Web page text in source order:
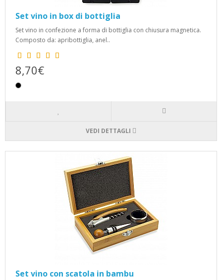
Set vino in box di bottiglia
Set vino in confezione a forma di bottiglia con chiusura magnetica.
Composto da: apribottiglia, anel..
8,70€
VEDI DETTAGLI
Set vino con scatola in bambu